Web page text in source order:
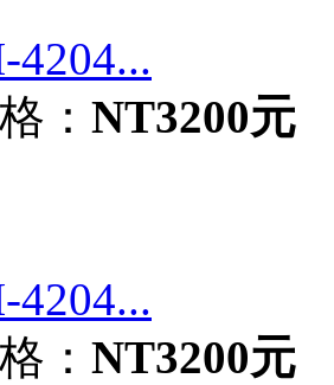
4204...
： NT3200元
4204...
： NT3200元